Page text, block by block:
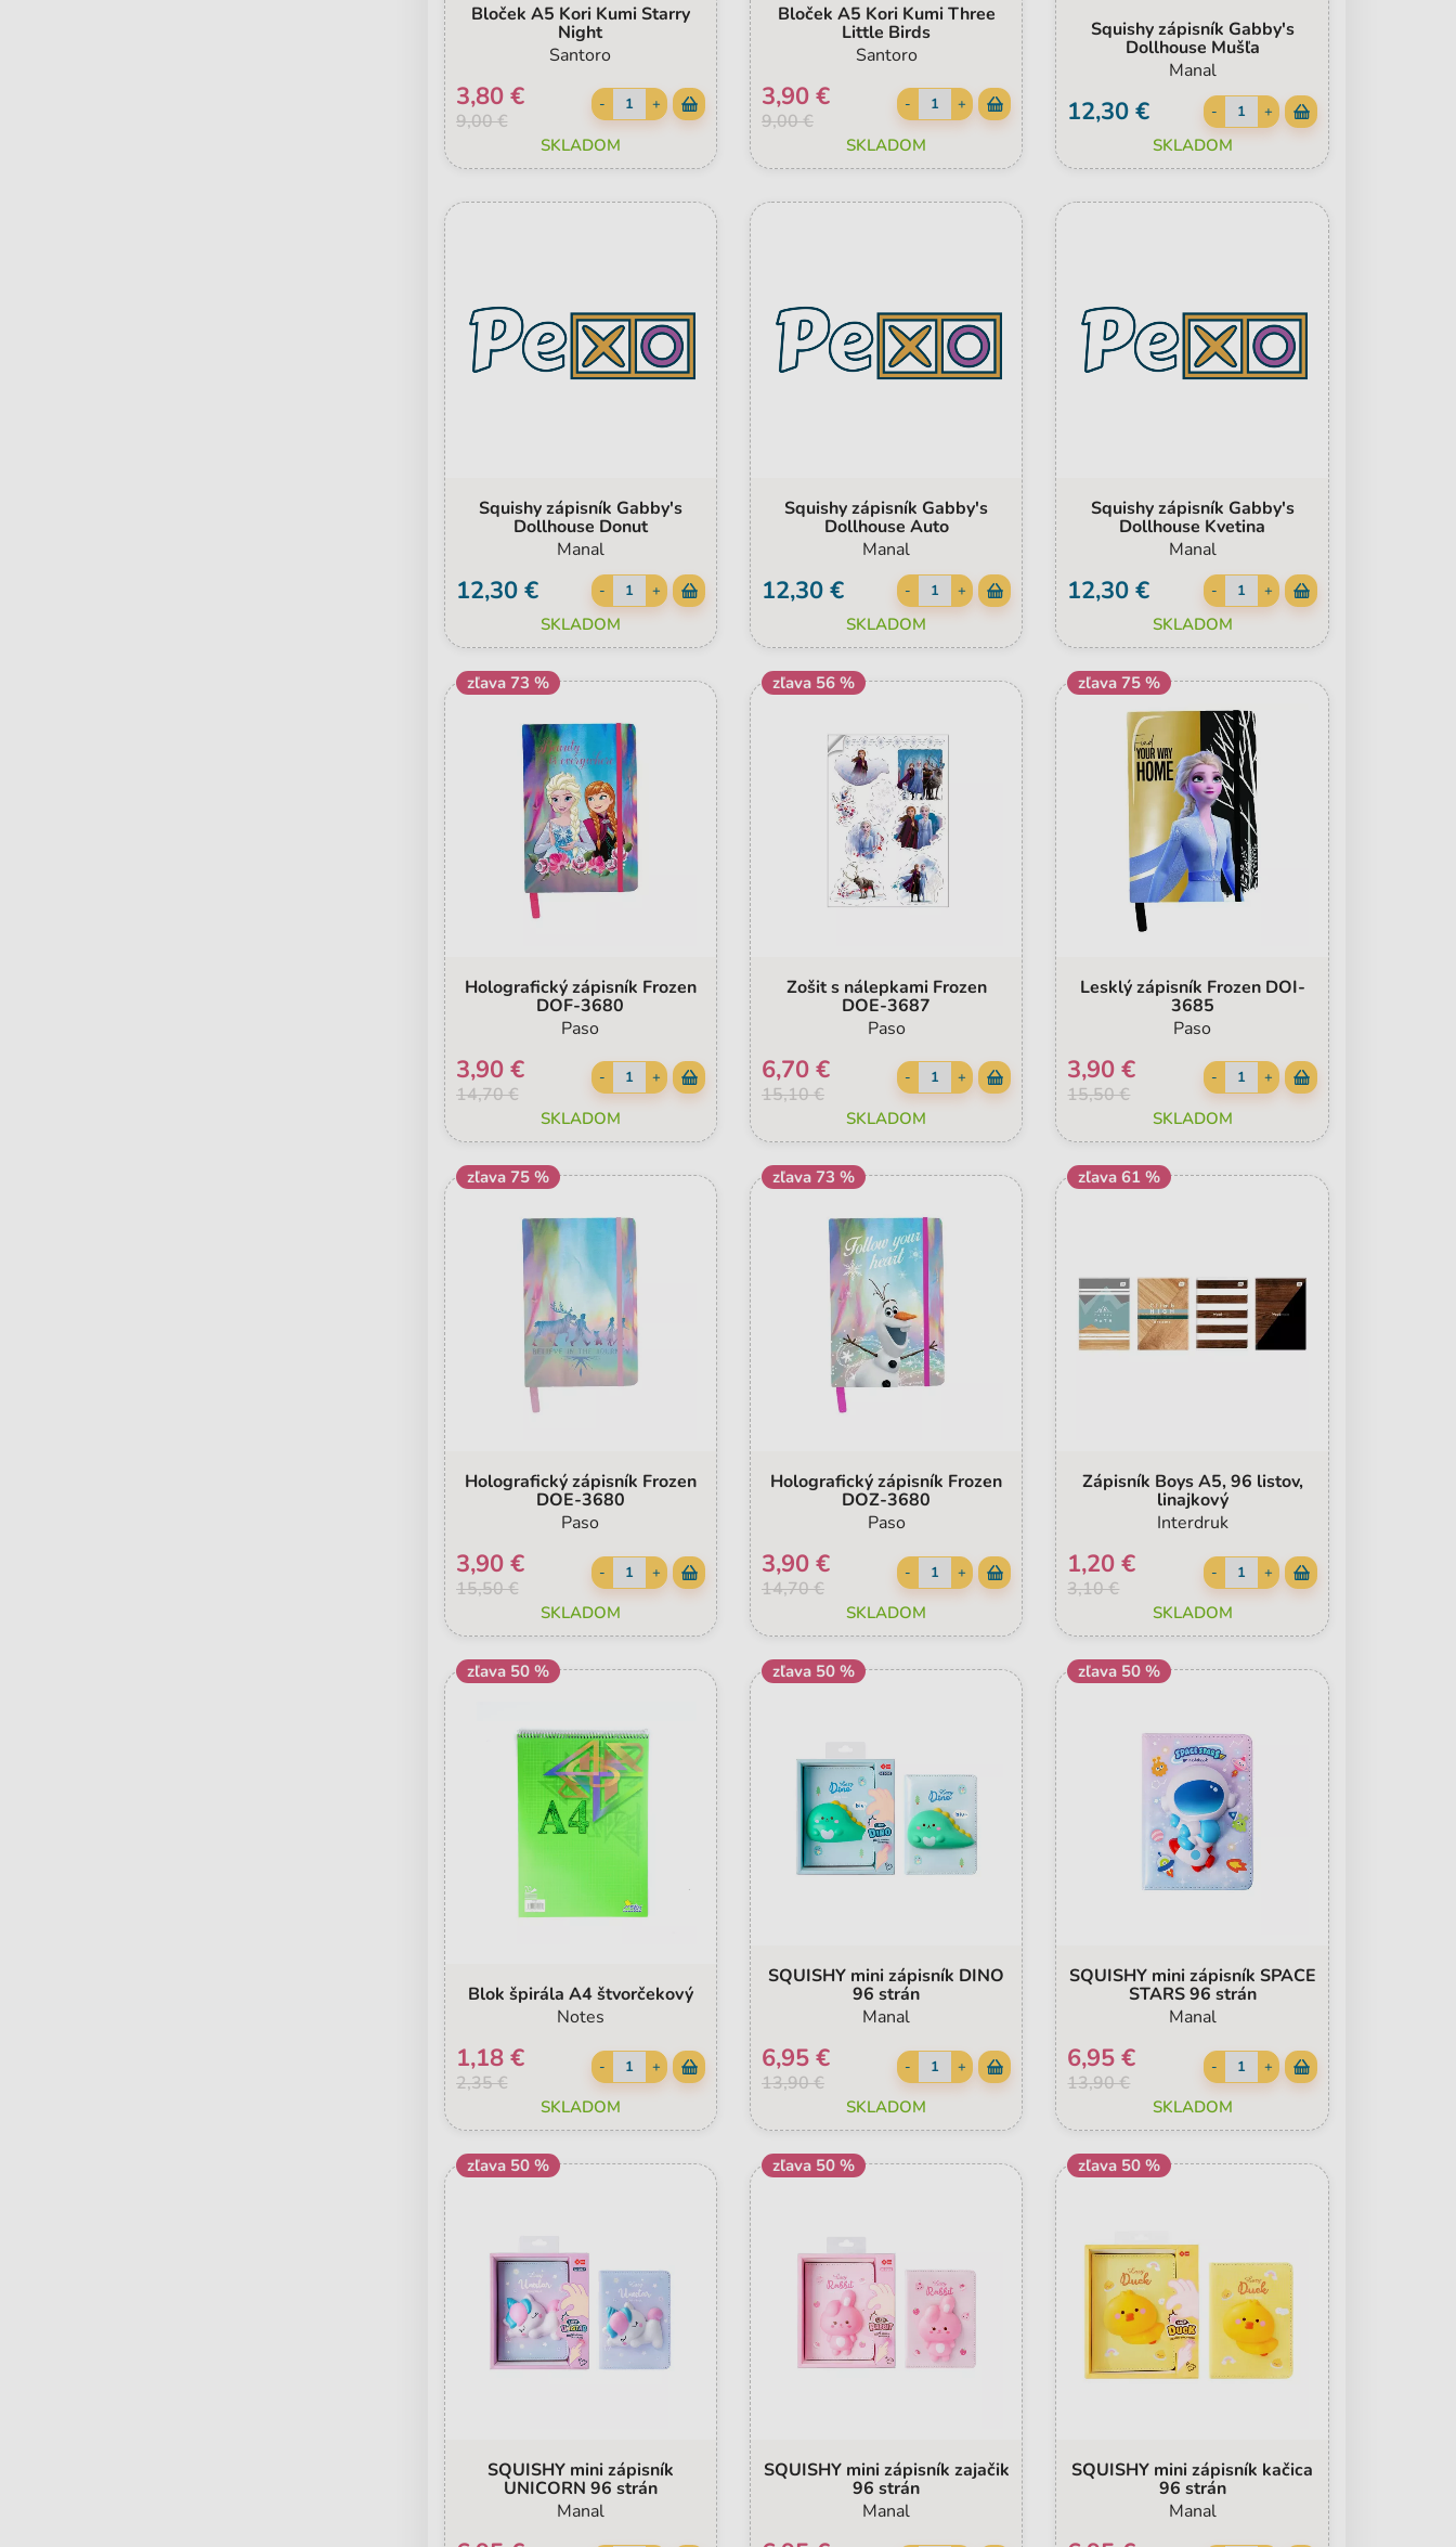
Bloček A5 Kori Kumi Starry
Night
Santoro
9,00 €
3,80 € - +
SKLADOM
Bloček A5 Kori Kumi Three
Little Birds
Santoro
9,00 €
3,90 € - +
SKLADOM
Squishy zápisník Gabby's
Dollhouse Mušľa
Manal
12,30 € - +
SKLADOM
Squishy zápisník Gabby's
Dollhouse Donut
Manal
12,30 € - +
SKLADOM
Squishy zápisník Gabby's
Dollhouse Auto
Manal
12,30 € - +
SKLADOM
Squishy zápisník Gabby's
Dollhouse Kvetina
Manal
12,30 € - +
SKLADOM
zľava 73 %
Holografický zápisník Frozen
DOF-3680
Paso
14,70 €
3,90 € - +
SKLADOM
zľava 56 %
Zošit s nálepkami Frozen
DOE-3687
Paso
15,10 €
6,70 € - +
SKLADOM
zľava 75 %
Lesklý zápisník Frozen DOI-
3685
Paso
15,50 €
3,90 € - +
SKLADOM
zľava 75 %
Holografický zápisník Frozen
DOE-3680
Paso
15,50 €
3,90 € - +
SKLADOM
zľava 73 %
Holografický zápisník Frozen
DOZ-3680
Paso
14,70 €
3,90 € - +
SKLADOM
zľava 61 %
Zápisník Boys A5, 96 listov,
linajkový
Interdruk
3,10 €
1,20 € - +
SKLADOM
zľava 50 %
Blok špirála A4 štvorčekový
Notes
2,35 €
1,18 € - +
SKLADOM
zľava 50 %
SQUISHY mini zápisník DINO
96 strán
Manal
13,90 €
6,95 € - +
SKLADOM
zľava 50 %
SQUISHY mini zápisník SPACE
STARS 96 strán
Manal
13,90 €
6,95 € - +
SKLADOM
zľava 50 %
SQUISHY mini zápisník
UNICORN 96 strán
Manal
zľava 50 %
SQUISHY mini zápisník zajačik
96 strán
Manal
zľava 50 %
SQUISHY mini zápisník kačica
96 strán
Manal